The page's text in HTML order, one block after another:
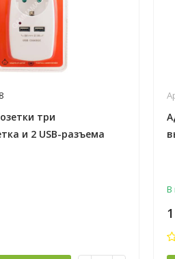
три
и 2 USB-разъема
В